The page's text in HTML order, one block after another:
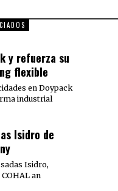
y refuerza su
flexible
en Doypack
industrial
Isidro de
Isidro,
an